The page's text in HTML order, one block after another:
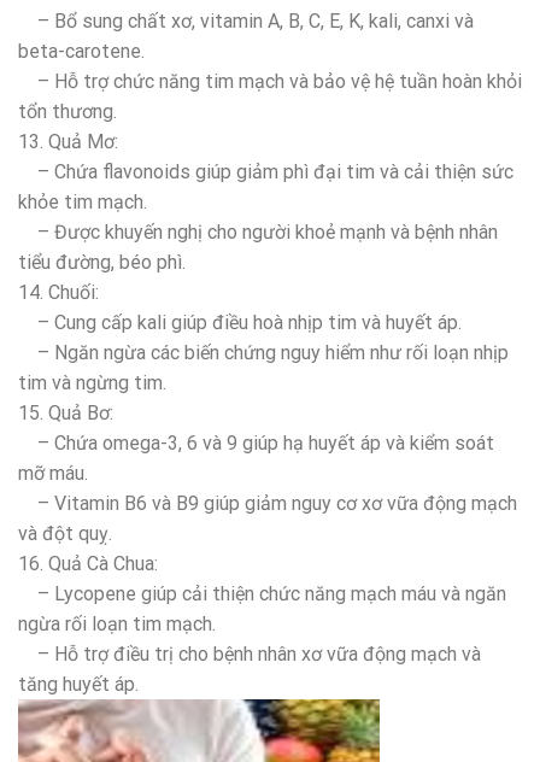
– Bổ sung chất xơ, vitamin A, B, C, E, K, kali, canxi và
beta-carotene.
– Hỗ trợ chức năng tim mạch và bảo vệ hệ tuần hoàn khỏi
tổn thương.
13. Quả Mơ:
– Chứa flavonoids giúp giảm phì đại tim và cải thiện sức
khỏe tim mạch.
– Được khuyến nghị cho người khoẻ mạnh và bệnh nhân
tiểu đường, béo phì.
14. Chuối:
– Cung cấp kali giúp điều hoà nhịp tim và huyết áp.
– Ngăn ngừa các biến chứng nguy hiểm như rối loạn nhịp
tim và ngừng tim.
15. Quả Bơ:
– Chứa omega-3, 6 và 9 giúp hạ huyết áp và kiểm soát
mỡ máu.
– Vitamin B6 và B9 giúp giảm nguy cơ xơ vữa động mạch
và đột quỵ.
16. Quả Cà Chua:
– Lycopene giúp cải thiện chức năng mạch máu và ngăn
ngừa rối loạn tim mạch.
– Hỗ trợ điều trị cho bệnh nhân xơ vữa động mạch và
tăng huyết áp.